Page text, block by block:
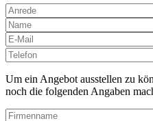
Bitte
lasse
dieses
Feld
Um ein Angebot ausstellen zu
noch die folgenden Angaben